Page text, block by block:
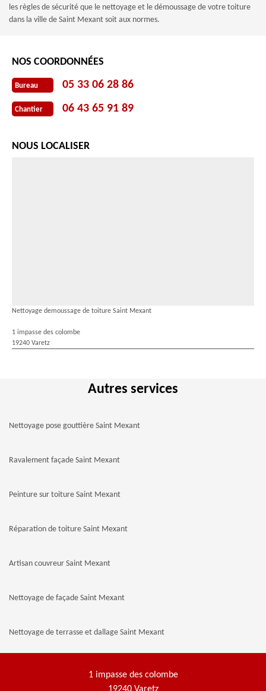
les règles de sécurité que le nettoyage et le démoussage de votre toiture
dans la ville de Saint Mexant soit aux normes.
NOS COORDONNÉES
Bureau 05 33 06 28 86
Chantier 06 43 65 91 89
NOUS LOCALISER
Nettoyage demoussage de toiture Saint Mexant
1 impasse des colombe
19240 Varetz
Autres services
Nettoyage pose gouttière Saint Mexant
Ravalement façade Saint Mexant
Peinture sur toiture Saint Mexant
Réparation de toiture Saint Mexant
Artisan couvreur Saint Mexant
Nettoyage de façade Saint Mexant
Nettoyage de terrasse et dallage Saint Mexant
1 impasse des colombe